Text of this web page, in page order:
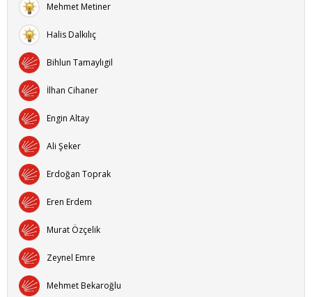
Mehmet Metiner
Halis Dalkılıç
Bihlun Tamaylıgil
İlhan Cihaner
Engin Altay
Ali Şeker
Erdoğan Toprak
Eren Erdem
Murat Özçelik
Zeynel Emre
Mehmet Bekaroğlu